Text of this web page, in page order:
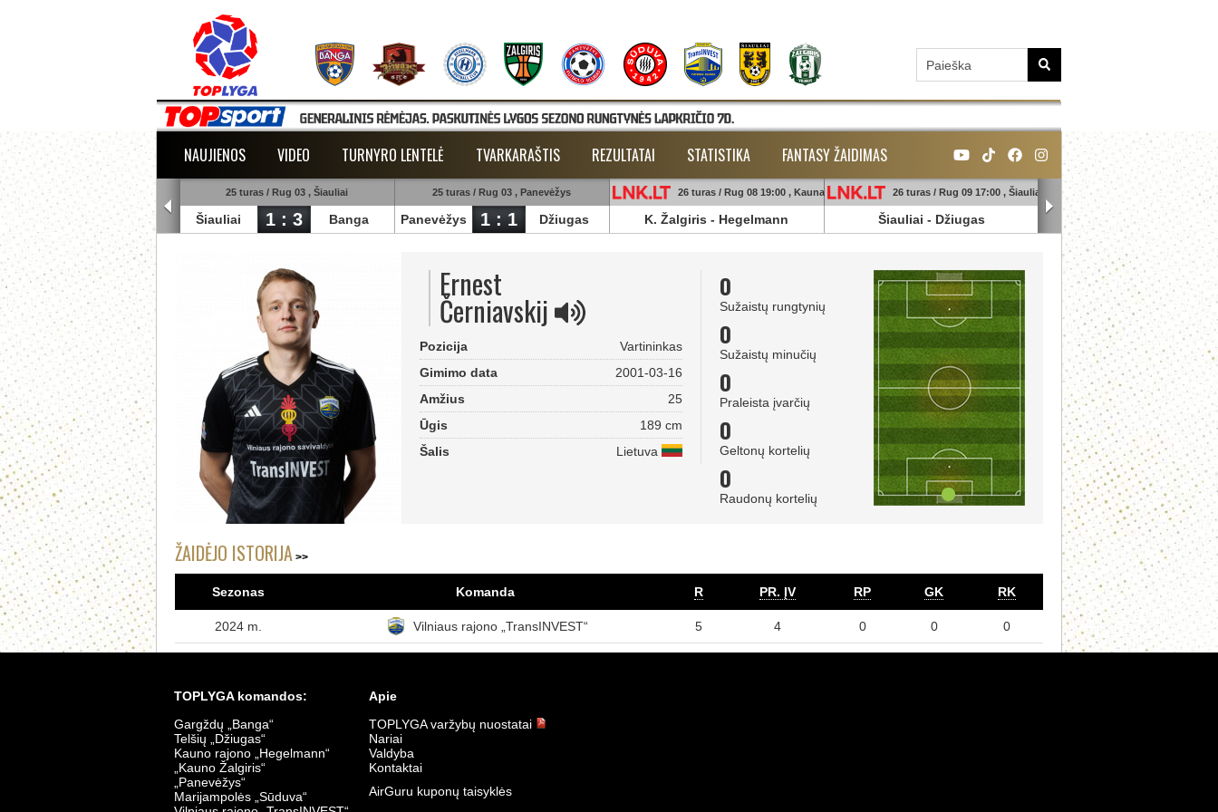
NAUJIENOS VIDEO TURNYRO LENTELĖ TVARKARAŠTIS REZULTATAI STATISTIKA FANTASY ŽAIDIMAS
turas / Rug 02 , Raudondvaris
1 : 2 TransInvest
25 turas / Rug 03 , Šiauliai
Šiauliai 1 : 3 Banga
25 turas / Rug 03 , Panevėžys
Panevėžys 1 : 1 Džiugas
26 turas / Rug 08 19:00 , Kaunas
K. Žalgiris - Hegelmann
26 turas / Rug 09 17:00 , Šiauliai
Šiauliai - Džiugas
26 turas / Rug 09 18:45 ,
Banga Sūduva
Ernest
Černiavskij
Pozicija
Vartininkas
Gimimo data
2001-03-16
Amžius
25
Ūgis
189 cm
Šalis
Lietuva
0
Sužaistų rungtynių
0
Sužaistų minučių
0
Praleista įvarčių
0
Geltonų kortelių
0
Raudonų kortelių
ŽAIDĖJO ISTORIJA
Sezonas Komanda R PR. ĮV RP GK RK
2024 m. Vilniaus rajono „TransINVEST“ 5 4 0 0 0
TOPLYGA komandos:
Gargždų „Banga“
Telšių „Džiugas“
Kauno rajono „Hegelmann“
„Kauno Žalgiris“
„Panevėžys“
Marijampolės „Sūduva“
Apie
TOPLYGA varžybų nuostatai
Nariai
Valdyba
Kontaktai
AirGuru kuponų taisyklės